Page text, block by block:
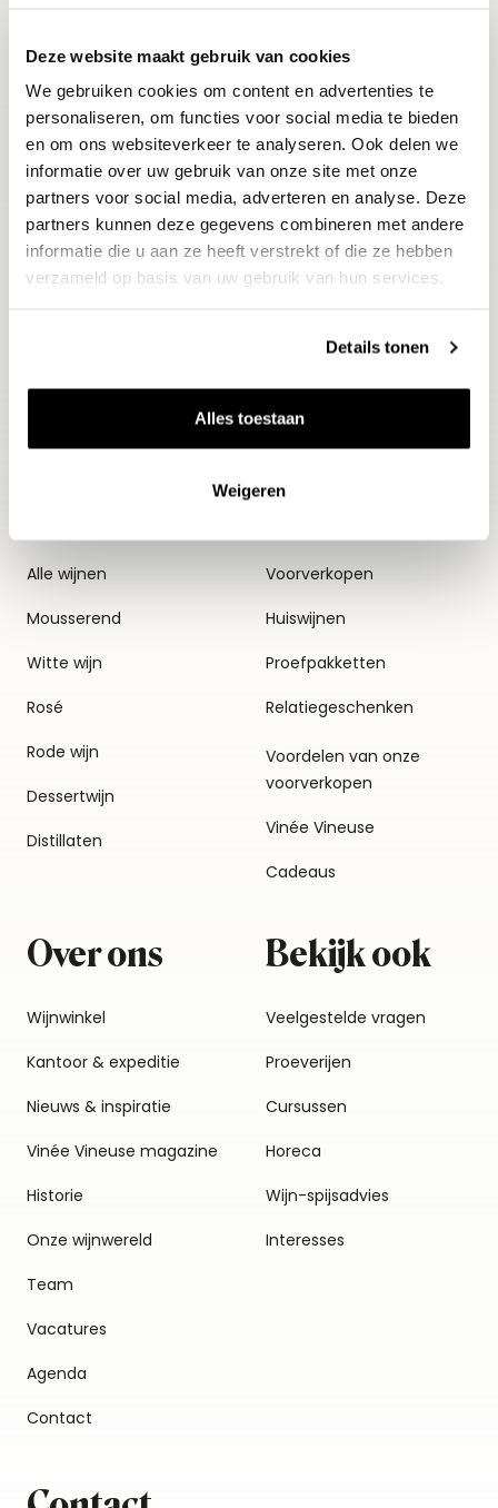
Deze website maakt gebruik van cookies
We gebruiken cookies om content en advertenties te
personaliseren, om functies voor social media te bieden
en om ons websiteverkeer te analyseren. Ook delen we
informatie over uw gebruik van onze site met onze
partners voor social media, adverteren en analyse. Deze
partners kunnen deze gegevens combineren met andere
informatie die u aan ze heeft verstrekt of die ze hebben
verzameld op basis van uw gebruik van hun services.
Details tonen
Alles toestaan
Weigeren
Blijf op de hoogte
Ontvang het laatste wijnnieuws, proeverijen en
evenementen
E-mailadres
Aanmelden
Alle wijnen
Mousserend
Witte wijn
Rosé
Rode wijn
Dessertwijn
Distillaten
Thema's
Voorverkopen
Huiswijnen
Proefpakketten
Relatiegeschenken
Voordelen van onze
voorverkopen
Vinée Vineuse
Cadeaus
Over ons
Wijnwinkel
Kantoor & expeditie
Nieuws & inspiratie
Vinée Vineuse magazine
Historie
Onze wijnwereld
Team
Vacatures
Agenda
Contact
Bekijk ook
Veelgestelde vragen
Proeverijen
Cursussen
Horeca
Wijn-spijsadvies
Interesses